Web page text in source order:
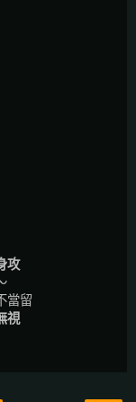
攻
當留
視